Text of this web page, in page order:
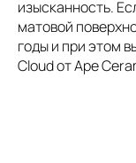
изысканность.
матовой
годы и при этом
Cloud от Ape